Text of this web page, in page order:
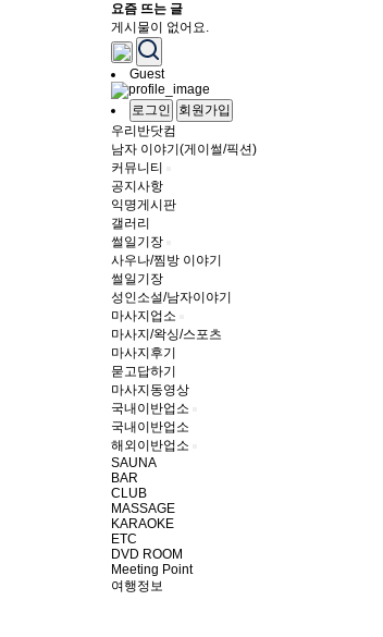
요즘 뜨는 글
게시물이 없어요.
Guest
로그인
회원가입
우리반닷컴
남자 이야기(게이썰/픽션)
커뮤니티
공지사항
익명게시판
갤러리
썰일기장
사우나/찜방 이야기
썰일기장
성인소설/남자이야기
마사지업소
마사지/왁싱/스포츠
마사지후기
묻고답하기
마사지동영상
국내이반업소
국내이반업소
해외이반업소
SAUNA
BAR
CLUB
MASSAGE
KARAOKE
ETC
DVD ROOM
Meeting Point
여행정보